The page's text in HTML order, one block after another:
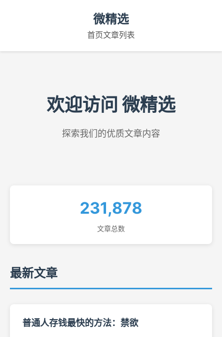
微精选
首页文章列表
欢迎访问 微精选
探索我们的优质文章内容
231,878
文章总数
最新文章
普通人存钱最快的方法：禁欲